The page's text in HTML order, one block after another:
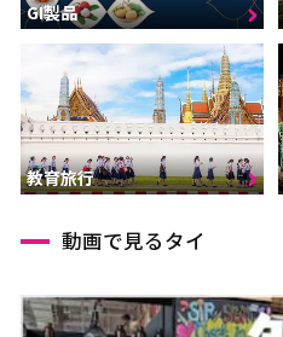
GI製品
教育旅行
動画で見るタイ